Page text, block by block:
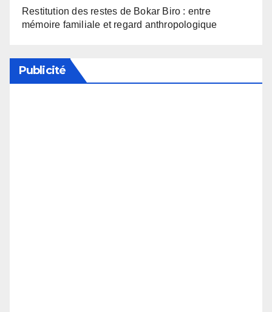
Restitution des restes de Bokar Biro : entre
mémoire familiale et regard anthropologique
Publicité